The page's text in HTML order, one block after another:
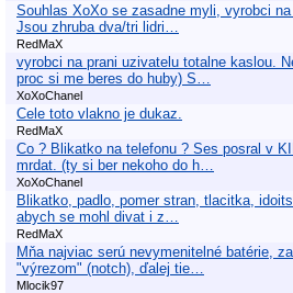
Souhlas XoXo se zasadne myli, vyrobci
Jsou zhruba dva/tri lidri…
RedMaX
vyrobci na prani uzivatelu totalne kaslou.
proc si me beres do huby) S…
XoXoChanel
Cele toto vlakno je dukaz.
RedMaX
Co ? Blikatko na telefonu ? Ses posral v
mrdat. (ty si ber nekoho do h…
XoXoChanel
Blikatko, padlo, pomer stran, tlacitka,
abych se mohl divat i z…
RedMaX
Mňa najviac serú nevymenitelné batérie,
"výrezom" (notch), ďalej tie…
Mlocik97